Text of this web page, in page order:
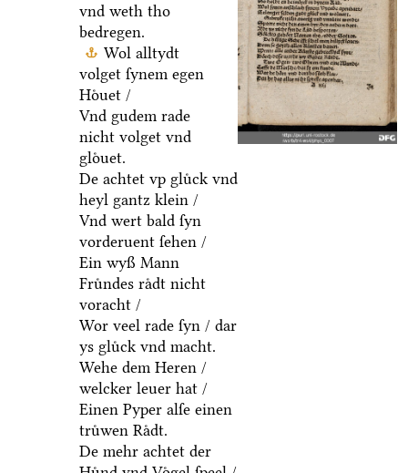
vnd weth tho
bedregen.
Wol alltydt
volget ſynem egen
Hoͤuet /
Vnd gudem rade
nicht volget vnd
gloͤuet.
De achtet vp gluͤck vnd
heyl gantz klein /
Vnd wert bald ſyn
vorderuent ſehen /
Ein wyß Mann
Fruͤndes raͤdt nicht
voracht /
Wor veel rade ſyn / dar
ys gluͤck vnd macht.
Wehe dem Heren /
welcker leuer hat /
Einen Pyper alſe einen
truͤwen Raͤdt.
De mehr achtet der